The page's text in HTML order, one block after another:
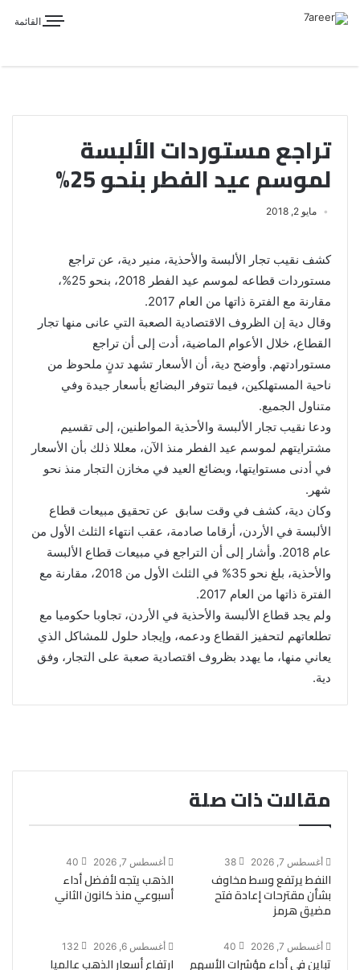
القائمة
تراجع مستوردات الألبسة
لموسم عيد الفطر بنحو 25%
مايو 2, 2018
كشف نقيب تجار الألبسة والأحذية، منير دية، عن تراجع
مستوردات قطاعه لموسم عيد الفطر 2018، بنحو 25%،
مقارنة مع الفترة ذاتها من العام 2017.
وقال دية إن الظروف الاقتصادية الصعبة التي عانى منها تجار
القطاع، خلال الأعوام الماضية، أدت إلى أن تراجع
مستورادتهم. وأوضح دية، أن الأسعار تشهد تدنٍ ملحوظ من
ناحية المستهلكين، فيما تتوفر البضائع بأسعار جيدة وفي
متناول الجميع.
ودعا نقيب تجار الألبسة والأحذية المواطنين، إلى تقسيم
مشترايتهم لموسم عيد الفطر منذ الآن، معللا ذلك بأن الأسعار
في أدنى مستوايتها، وبضائع العيد في مخازن التجار منذ نحو
شهر.
وكان دية، كشف في وقت سابق عن تحقيق مبيعات قطاع
الألبسة في الأردن، أرقاما صادمة، عقب انتهاء الثلث الأول من
عام 2018. وأشار إلى أن التراجع في مبيعات قطاع الألبسة
والأحذية، بلغ نحو 35% في الثلث الأول من 2018، مقارنة مع
الفترة ذاتها من العام 2017.
ولم يجد قطاع الألبسة والأحذية في الأردن، تجاوبا حكوميا مع
تطلعاتهم لتحفيز القطاع ودعمه، وإيجاد حلول للمشاكل الذي
يعاني منها، ما يهدد بظروف اقتصادية صعبة على التجار، وفق
دية.
مقالات ذات صلة
أغسطس 7, 2026 38
النفط يرتفع وسط مخاوف
بشأن مقترحات إعادة فتح
مضيق هرمز
أغسطس 7, 2026 40
الذهب يتجه لأفضل أداء
أسبوعي منذ كانون الثاني
أغسطس 7, 2026 40
تباين في أداء مؤشرات الأسهم
أغسطس 6, 2026 132
ارتفاع أسعار الذهب عالميا